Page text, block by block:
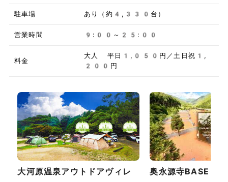
駐車場 あり（約4,330台）
営業時間 9:00～25:00
料金
大人 平日1,050円／土日祝1,
200円
大河原温泉アウトドアヴィレ
奥永源寺BASE